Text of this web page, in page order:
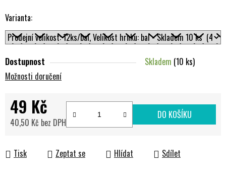
Varianta:
Dostupnost Skladem (10 ks)
Možnosti doručení
49 Kč
40,50 Kč bez DPH
DO KOŠÍKU
Tisk Zeptat se Hlídat Sdílet